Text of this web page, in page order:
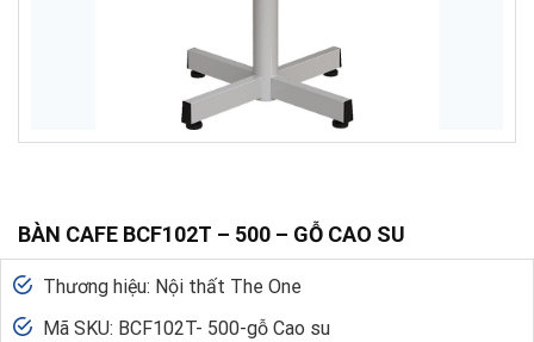
BÀN CAFE BCF102T – 500 – GỖ CAO SU
Thương hiệu: Nội thất The One
Mã SKU: BCF102T- 500-gỗ Cao su